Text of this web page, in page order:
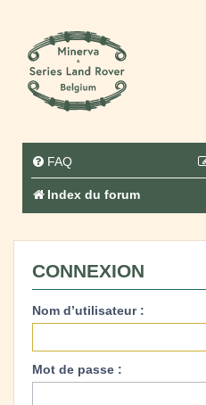
FAQ
Index du forum
CONNEXION
Nom d’utilisateur :
Mot de passe :